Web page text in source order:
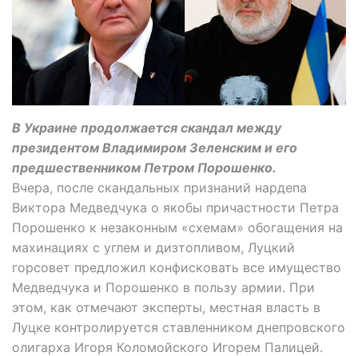
В Украине продолжается скандал между
президентом Владимиром Зеленским и его
предшественником Петром Порошенко.
Вчера, после скандальных признаний нардепа
Виктора Медведчука о якобы причастности Петра
Порошенко к незаконным «схемам» обогащения на
махинациях с углем и дизтопливом, Луцкий
горсовет предложил конфисковать все имущество
Медведчука и Порошенко в пользу армии. При
этом, как отмечают эксперты, местная власть в
Луцке контролируется ставленником днепровского
олигарха Игоря Коломойского Игорем Палицей.